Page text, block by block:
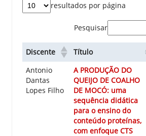
resultados por página
Pesquisar
Discente Título
Antonio
Dantas
Lopes Filho
A PRODUÇÃO DO
QUEIJO DE COALHO
DE MOCÓ: uma
sequência didática
para o ensino do
conteúdo proteínas,
com enfoque CTS